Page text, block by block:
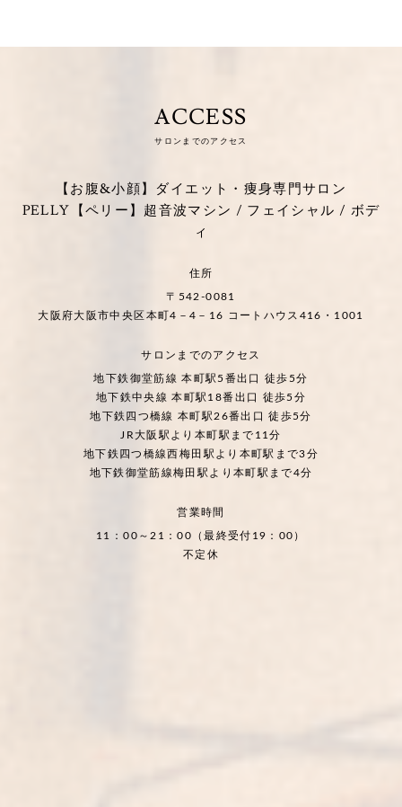
ACCESS
サロンまでのアクセス
【お腹&小顔】ダイエット・痩身専門サロン
PELLY【ペリー】超音波マシン / フェイシャル / ボデ
ィ
住所
〒542-0081
大阪府大阪市中央区本町4－4－16 コートハウス416・1001
サロンまでのアクセス
地下鉄御堂筋線 本町駅5番出口 徒歩5分
地下鉄中央線 本町駅18番出口 徒歩5分
地下鉄四つ橋線 本町駅26番出口 徒歩5分
JR大阪駅より本町駅まで11分
地下鉄四つ橋線西梅田駅より本町駅まで3分
地下鉄御堂筋線梅田駅より本町駅まで4分
営業時間
11：00～21：00（最終受付19：00）
不定休